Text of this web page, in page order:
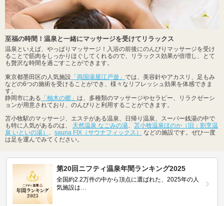
至福の時間！温泉と一緒にマッサージを受けてリラックス
温泉といえば、やっぱりマッサージ！入浴の前後にのんびりマッサージを受け
ることで筋肉をしっかりほぐしてくれるので、リラックス効果が倍増し、とて
も贅沢な時間を過ごすことができます。
東京都墨田区の人気施設 「両国湯屋江戸遊」 では、美容針やアカスリ、足もみ
などの6つの施術を受けることができ、様々なリフレッシュ効果を体感できま
す。
静岡市にある 「柚木の郷」 は、多種類のマッサージやセラピー、リラクゼーシ
ョンが用意されており、のんびりと利用することができます。
苫小牧駅のマッサージ、エステがある温泉、日帰り温泉、スーパー銭湯の中で
も特に人気があるのは、 天然温泉 なごみの湯
苫小牧温泉ほのか（旧：割烹温
泉 いといの湯）
sauna FIX（サウナフィックス）
などの施設です。ぜひ一度
は足を運んでみてください。
第20回ニフティ温泉年間ランキング2025
全国約2.2万件の中から頂点に選ばれた、2025年の人
気施設は…